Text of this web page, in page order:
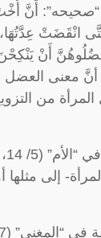
أَنَّ
انْقَضَتْ
أَنْ يَنْكِحْنَ
أنَّ معنى العضل
المرأة من
إلى مثلها